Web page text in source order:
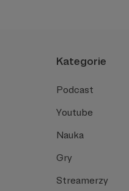
Kategorie
Podcast
Youtube
Nauka
Gry
Streamerzy